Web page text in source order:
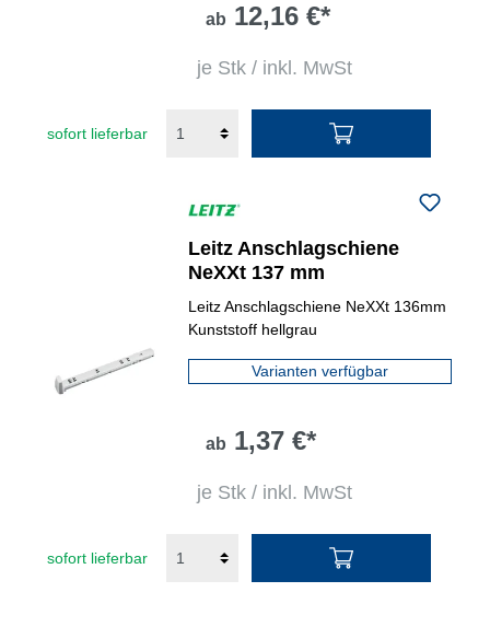
ab 12,16 €*
je Stk / inkl. MwSt
sofort lieferbar
Leitz Anschlagschiene
NeXXt 137 mm
Leitz Anschlagschiene NeXXt 136mm
Kunststoff hellgrau
Varianten verfügbar
ab 1,37 €*
je Stk / inkl. MwSt
sofort lieferbar